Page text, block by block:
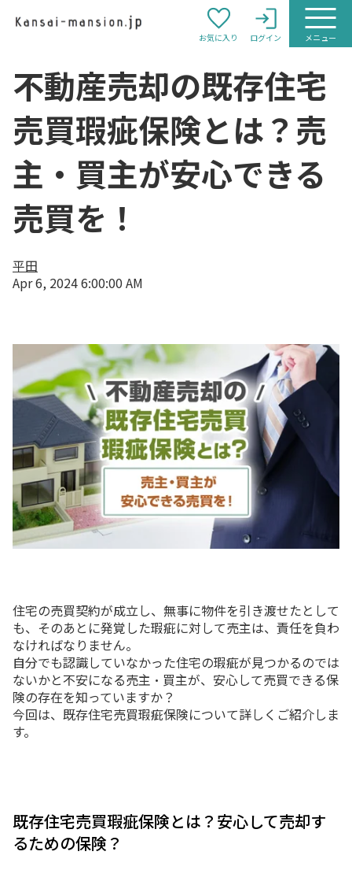
お気に入り ログイン メニュー
不動産売却の既存住宅
売買瑕疵保険とは？売
主・買主が安心できる
売買を！
平田
Apr 6, 2024 6:00:00 AM
住宅の売買契約が成立し、無事に物件を引き渡せたとして
も、そのあとに発覚した瑕疵に対して売主は、責任を負わ
なければなりません。
自分でも認識していなかった住宅の瑕疵が見つかるのでは
ないかと不安になる売主・買主が、安心して売買できる保
険の存在を知っていますか？
今回は、既存住宅売買瑕疵保険について詳しくご紹介しま
す。
既存住宅売買瑕疵保険とは？安心して売却す
るための保険？